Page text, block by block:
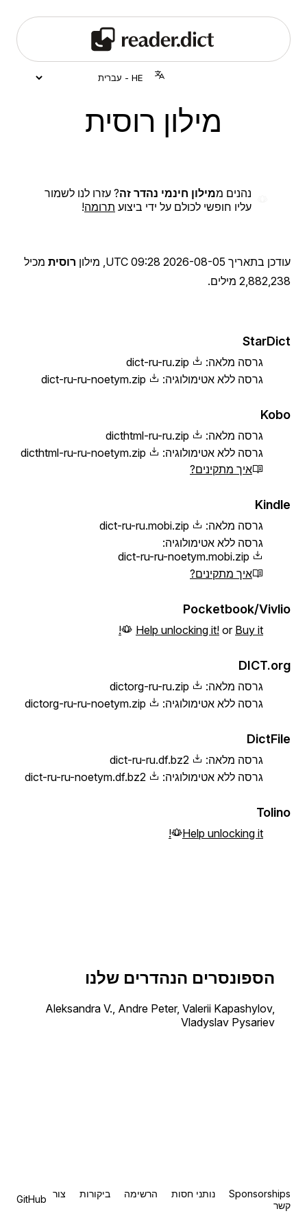
מילון רוסית
נהנים ממילון חינמי נהדר זה? עזרו לנו לשמור
עליו חופשי לכולם על ידי ביצוע תרומה!
עודכן בתאריך 2026-08-05 09:28 UTC , מילון רוסית מכיל
2,882,238 מילים.
StarDict
גרסה מלאה:
dict-ru-ru.zip
גרסה ללא אטימולוגיה:
dict-ru-ru-noetym.zip
Kobo
גרסה מלאה:
dicthtml-ru-ru.zip
גרסה ללא אטימולוגיה:
dicthtml-ru-ru-noetym.zip
איך מתקינים?
Kindle
גרסה מלאה:
dict-ru-ru.mobi.zip
גרסה ללא אטימולוגיה:
dict-ru-ru-noetym.mobi.zip
איך מתקינים?
Pocketbook/Vivlio
Help unlocking it! or Buy it!
DICT.org
גרסה מלאה:
dictorg-ru-ru.zip
גרסה ללא אטימולוגיה:
dictorg-ru-ru-noetym.zip
DictFile
גרסה מלאה:
dict-ru-ru.df.bz2
גרסה ללא אטימולוגיה:
dict-ru-ru-noetym.df.bz2
Tolino
Help unlocking it!
הספונסרים הנהדרים שלנו
Aleksandra V., Andre Peter, Valerii Kapashylov,
Vladyslav Pysariev
Sponsorships נותני חסות הרשימה ביקורות
צור
קשר
GitHub